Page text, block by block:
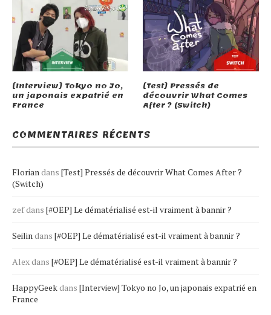
[Interview] Tokyo no Jo,
un japonais expatrié en
France
[Test] Pressés de
découvrir What Comes
After ? (Switch)
COMMENTAIRES RÉCENTS
Floriandans [Test] Pressés de découvrir What Comes After ?
(Switch)
zefdans [#OEP] Le dématérialisé est-il vraiment à bannir ?
Seilindans [#OEP] Le dématérialisé est-il vraiment à bannir ?
Alexdans [#OEP] Le dématérialisé est-il vraiment à bannir ?
HappyGeekdans [Interview] Tokyo no Jo, un japonais expatrié en
France